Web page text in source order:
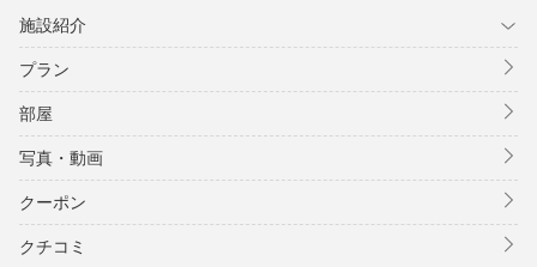
施設紹介
プラン
部屋
写真・動画
クーポン
クチコミ